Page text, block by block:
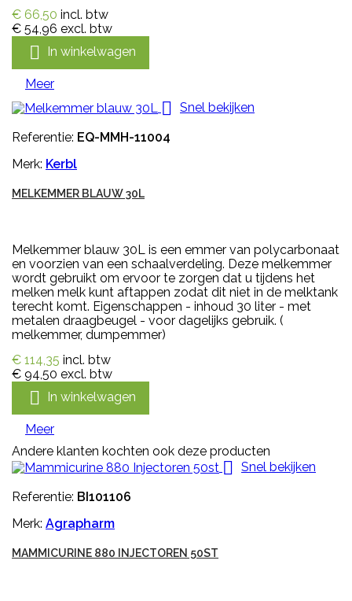
€ 66,50 incl. btw
€ 54,96 excl. btw
 In winkelwagen
Meer

Snel bekijken
Referentie: EQ-MMH-11004
Merk: Kerbl
MELKEMMER BLAUW 30L
Melkemmer blauw 30L is een emmer van polycarbonaat
en voorzien van een schaalverdeling. Deze melkemmer
wordt gebruikt om ervoor te zorgen dat u tijdens het
melken melk kunt aftappen zodat dit niet in de melktank
terecht komt. Eigenschappen - inhoud 30 liter - met
metalen draagbeugel - voor dagelijks gebruik. (
melkemmer, dumpemmer)
€ 114,35 incl. btw
€ 94,50 excl. btw
 In winkelwagen
Meer
Andere klanten kochten ook deze producten

Snel bekijken
Referentie: BI101106
Merk: Agrapharm
MAMMICURINE 880 INJECTOREN 50ST